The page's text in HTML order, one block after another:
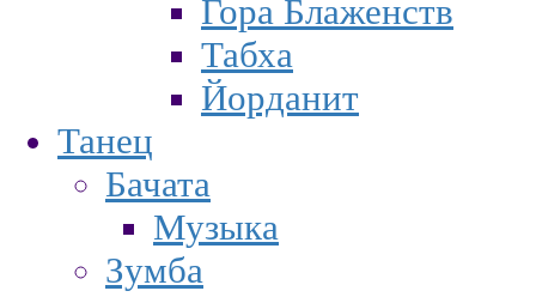
Гора Блаженств
Табха
Йорданит
Танец
Бачата
Музыка
Зумба